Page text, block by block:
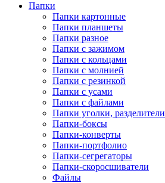
Папки
Папки картонные
Папки планшеты
Папки разное
Папки с зажимом
Папки с кольцами
Папки с молнией
Папки с резинкой
Папки с усами
Папки с файлами
Папки уголки, разделители
Папки-боксы
Папки-конверты
Папки-портфолио
Папки-сегрегаторы
Папки-скоросшиватели
Файлы